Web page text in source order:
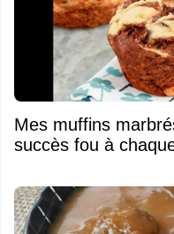
Mes muffins
succès fou à